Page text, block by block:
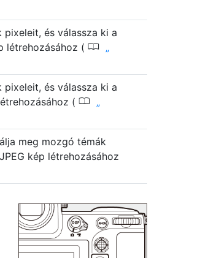
és válassza ki a
létrehozásához ( 0
és válassza ki a
( 0
meg mozgó témák
kép létrehozásához